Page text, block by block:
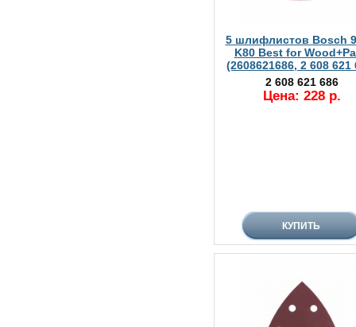
5 шлифлистов Bosch
K80 Best for
(2608621686, 2 608 621
2 608 621 686
Цена: 228 р.